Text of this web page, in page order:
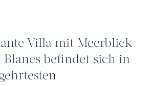
Villa mit Meerblick
Blanes befindet sich in